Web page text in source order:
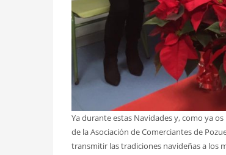
Ya durante estas Navidades y, como ya
de la Asociación de Comerciantes de
transmitir las tradiciones navideñas a los